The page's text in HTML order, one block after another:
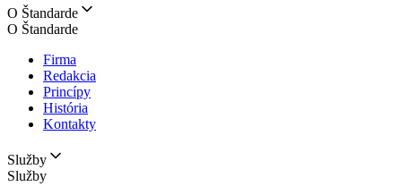
O Štandarde
O Štandarde
Firma
Redakcia
Princípy
História
Kontakty
Služby
Služby